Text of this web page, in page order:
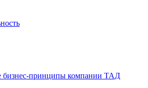
бизнес-принципы компании ТАД